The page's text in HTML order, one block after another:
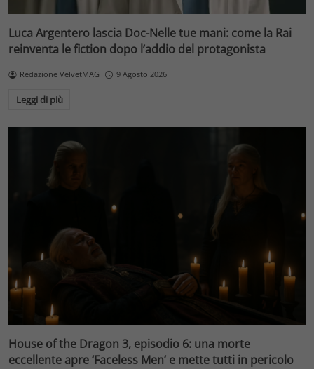
Luca Argentero lascia Doc-Nelle tue mani: come la Rai
reinventa le fiction dopo l’addio del protagonista
Redazione VelvetMAG 9 Agosto 2026
Leggi di più
House of the Dragon 3, episodio 6: una morte
eccellente apre ‘Faceless Men’ e mette tutti in pericolo